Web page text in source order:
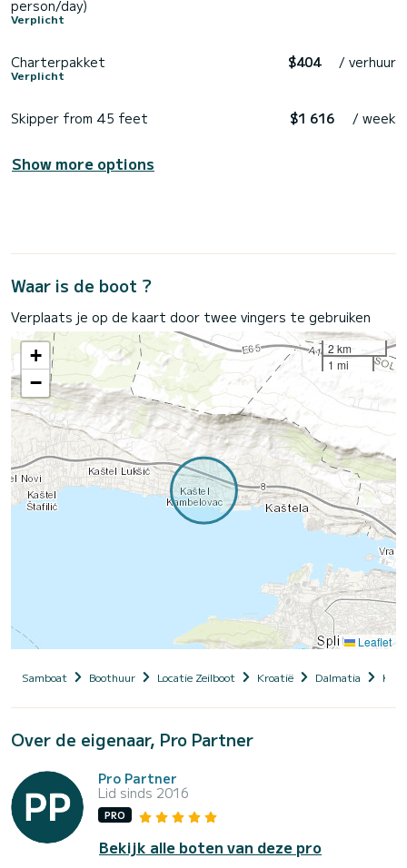
person/day)
Verplicht
Charterpakket
Verplicht
$404 / verhuur
Skipper from 45 feet $1 616 / week
Show more options
Waar is de boot ?
Verplaats je op de kaart door twee vingers te gebruiken
+
−
2 km
1 mi
Leaflet
Samboat Boothuur Locatie Zeilboot Kroatië Dalmatia
Over de eigenaar, Pro Partner
Pro Partner
Lid sinds 2016
PRO
Bekijk alle boten van deze pro